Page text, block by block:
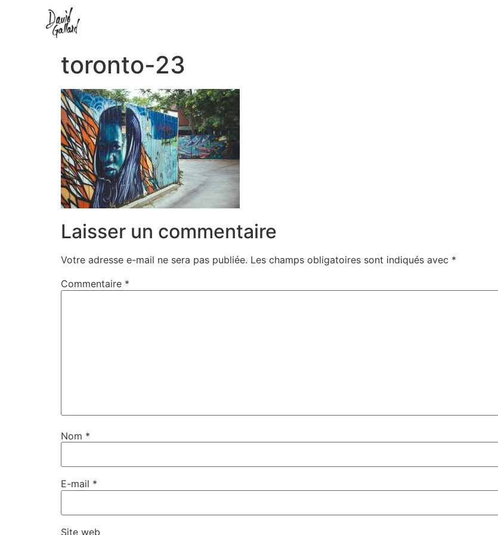
toronto-23
Laisser un commentaire
Votre adresse e-mail ne sera pas publiée. Les champs obligatoires sont indiqués avec *
Commentaire *
Nom *
E-mail *
Site web